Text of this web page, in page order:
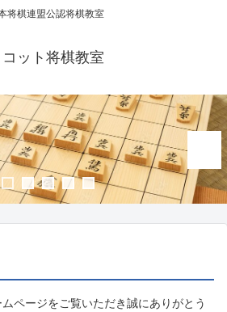
将棋連盟公認将棋教室
コット将棋教室
ページをご覧いただき誠にありがとう